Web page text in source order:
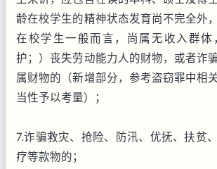
龄在校学生的精神状态发育尚不完全外
在校学生一般而言，尚属无收入群体
护；）丧失劳动能力人的财物，或者诈
属财物的（新增部分，参考盗窃罪中相
当性予以考量）；
7.诈骗救灾、抢险、防汛、优抚、扶贫
疗等款物的；